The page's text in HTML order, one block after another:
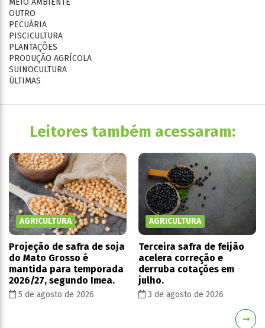
OUTRO
PECUÁRIA
PISCICULTURA
PLANTAÇÕES
PRODUÇÃO AGRÍCOLA
SUINOCULTURA
ÚLTIMAS
Leitores também acessaram:
AGRICULTURA
Projeção de safra de soja
do Mato Grosso é
mantida para temporada
2026/27, segundo Imea.
5 de agosto de 2026
AGRICULTURA
Terceira safra de feijão
acelera correção e
derruba cotações em
julho.
3 de agosto de 2026